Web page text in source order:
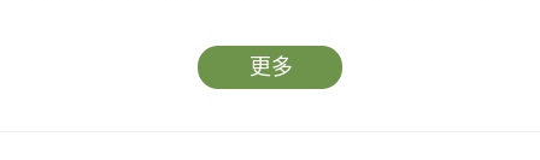
040 劇場 莎士比亞是我的文化養成──訪問台南人劇團藝術總監
兼導演 呂柏伸 王仁芳╱採訪
更多